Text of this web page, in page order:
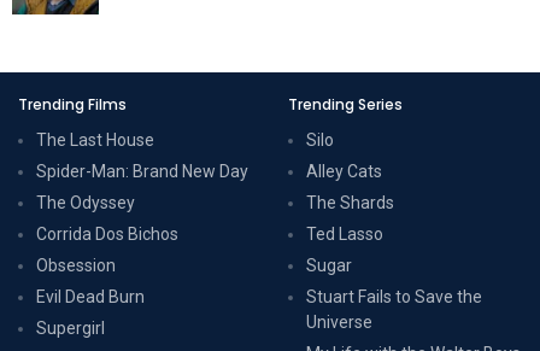
Trending Films
The Last House
Spider-Man: Brand New Day
The Odyssey
Corrida Dos Bichos
Obsession
Evil Dead Burn
Supergirl
Trending Series
Silo
Alley Cats
The Shards
Ted Lasso
Sugar
Stuart Fails to Save the
Universe